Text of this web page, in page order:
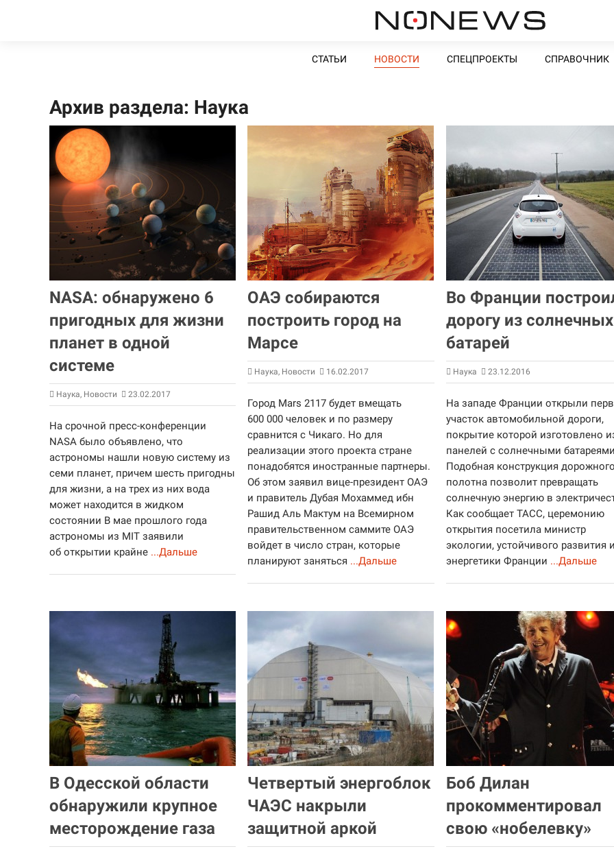
СТАТЬИ НОВОСТИ СПЕЦПРОЕКТЫ СПРАВОЧНИК
Архив раздела: Наука
NASA: обнаружено 6
пригодных для жизни
планет в одной
системе
Наука, Новости 23.02.2017
На срочной пресс-конференции
NASA было объявлено, что
астрономы нашли новую систему из
семи планет, причем шесть пригодны
для жизни, а на трех из них вода
может находится в жидком
состоянии В мае прошлого года
астрономы из MIT заявили
об открытии крайне ...Дальше
ОАЭ собираются
построить город на
Марсе
Наука, Новости 16.02.2017
Город Mars 2117 будет вмещать
600 000 человек и по размеру
сравнится с Чикаго. Но для
реализации этого проекта стране
понадобятся иностранные партнеры.
Об этом заявил вице-президент ОАЭ
и правитель Дубая Мохаммед ибн
Рашид Аль Мактум на Всемирном
правительственном саммите ОАЭ
войдет в число стран, которые
планируют заняться ...Дальше
Во Франции
дорогу из солнечных
батарей
Наука 23.12.2016
На западе Франции открыли
участок автомобильной дороги,
покрытие которой изготовлено
панелей с солнечными
Подобная конструкция дорожного
полотна позволит превращать
солнечную энергию в
Как сообщает ТАСС, церемонию
открытия посетила министр
экологии, устойчивого развития и
энергетики Франции ...Дальше
В Одесской области
обнаружили крупное
месторождение газа
Четвертый энергоблок
ЧАЭС накрыли
защитной аркой
Боб Дилан
прокомментировал
свою «нобелевку»